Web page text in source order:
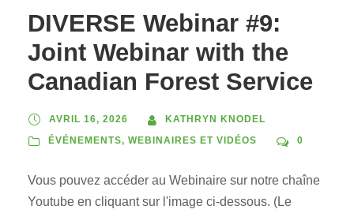
DIVERSE Webinar #9:
Joint Webinar with the
Canadian Forest Service
AVRIL 16, 2026
KATHRYN KNODEL
ÉVÉNEMENTS, WEBINAIRES ET VIDÉOS 0
Vous pouvez accéder au Webinaire sur notre chaîne
Youtube en cliquant sur l'image ci-dessous. (Le